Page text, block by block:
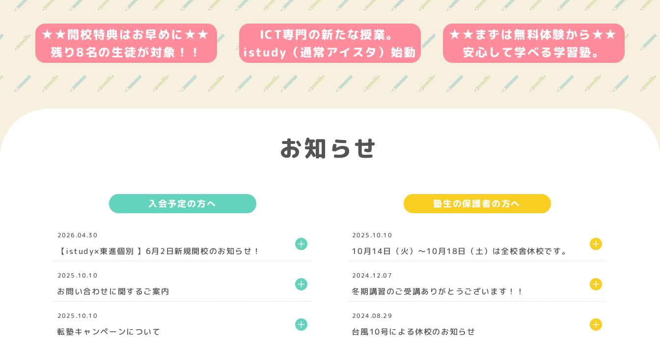
★★開校特典はお早めに★★
残り8名の生徒が対象！！
ICT専門の新たな授業。
istudy（通常アイスタ）始動
★★まずは無料体験から★★
安心して学べる学習塾。
お知らせ
入会予定の方へ
2026.04.30
【istudy×東進個別 】6月2日新規開校のお知らせ！
2025.10.10
お問い合わせに関するご案内
2025.10.10
転塾キャンペーンについて
塾生の保護者の方へ
2025.10.10
10月14日（火）～10月18日（土）は全校舎休校です。
2024.12.07
冬期講習のご受講ありがとうございます！！
2024.08.29
台風10号による休校のお知らせ